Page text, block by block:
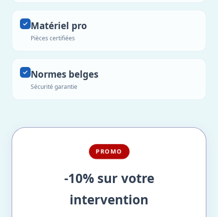
Matériel pro
Pièces certifiées
Normes belges
Sécurité garantie
PROMO
-10% sur votre
intervention